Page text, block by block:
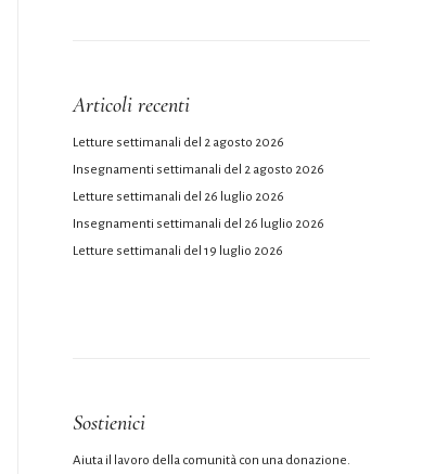
Articoli recenti
Letture settimanali del 2 agosto 2026
Insegnamenti settimanali del 2 agosto 2026
Letture settimanali del 26 luglio 2026
Insegnamenti settimanali del 26 luglio 2026
Letture settimanali del 19 luglio 2026
Sostienici
Aiuta il lavoro della comunità con una donazione.